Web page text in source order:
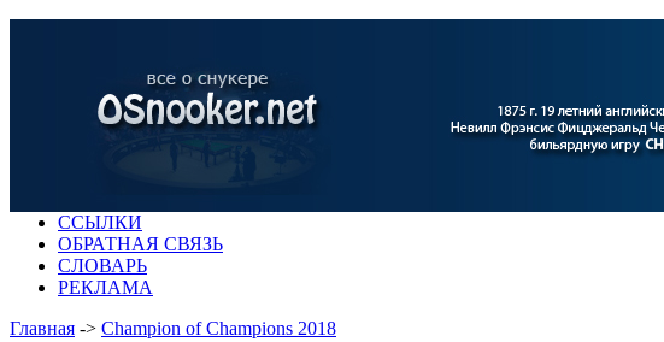
ССЫЛКИ
ОБРАТНАЯ СВЯЗЬ
СЛОВАРЬ
РЕКЛАМА
Главная -> Champion of Champions 2018